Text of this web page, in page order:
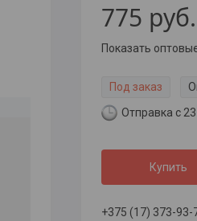
775 руб.
Показать
Под заказ
Отправка с
Купить
+375 (17) 373-93-